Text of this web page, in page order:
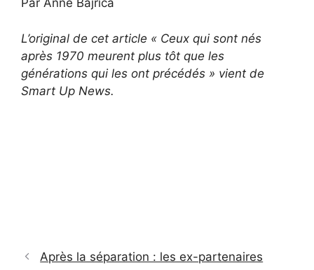
Par Anne Bajrica
L’original de cet article « Ceux qui sont nés
après 1970 meurent plus tôt que les
générations qui les ont précédés » vient de
Smart Up News.
Après la séparation : les ex-partenaires